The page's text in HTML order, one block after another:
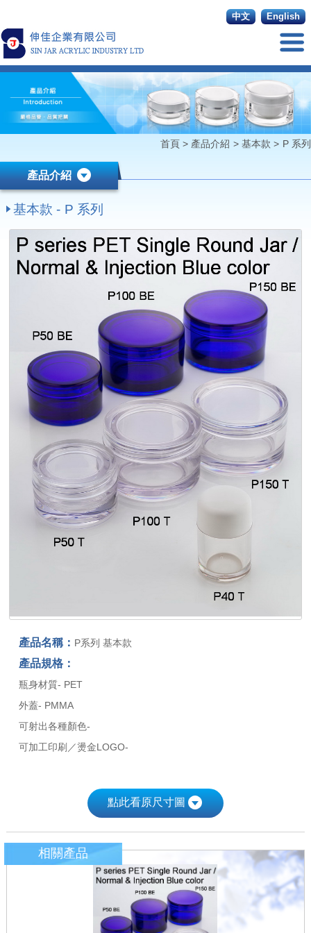
English
中文
首頁> 產品介紹 >基本款 > P 系列
產品介紹
基本款 - P 系列
產品名稱： P系列 基本款
產品規格：
瓶身材質- PET
外蓋- PMMA
可射出各種顏色-
可加工印刷／燙金LOGO-
點此看原尺寸圖
相關產品